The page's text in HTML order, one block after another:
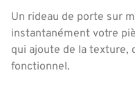
Un rideau de porte sur
instantanément votre
qui ajoute de la texture,
fonctionnel.